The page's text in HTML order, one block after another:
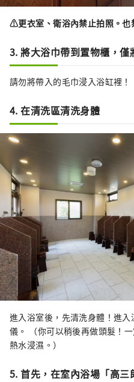
⚠更衣室、衛浴內禁止拍照。也
3. 將大浴巾帶到置物櫃，僅
請勿將帶入的毛巾浸入浴缸裡！
4. 在清洗區清洗身體
進入浴室後，先清洗身體！進
儀。 （你可以稍後再做頭髮！
熱水浸濕。）
5. 首先，在室內浴場「高三